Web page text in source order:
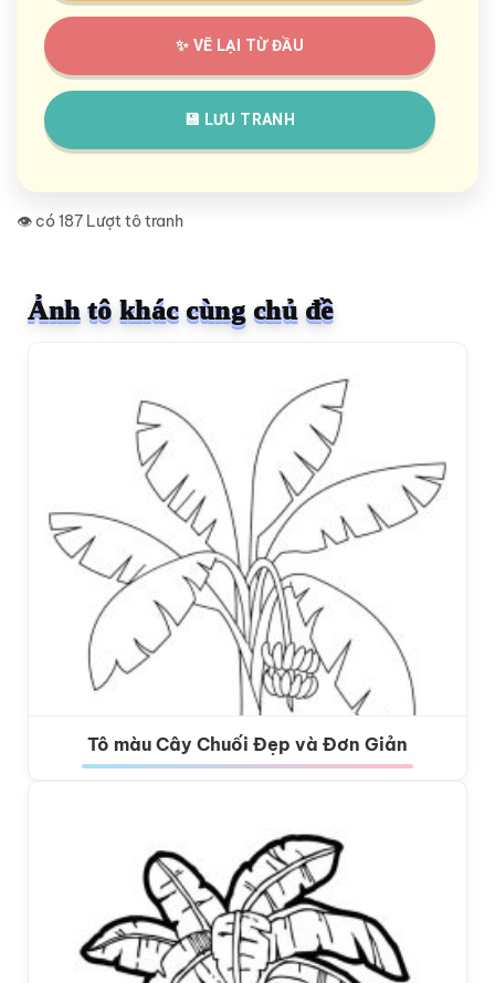
✨ VẼ LẠI TỪ ĐẦU
💾 LƯU TRANH
👁️ có 187 Lượt tô tranh
Ảnh tô khác cùng chủ đề
Tô màu Cây Chuối Đẹp và Đơn Giản